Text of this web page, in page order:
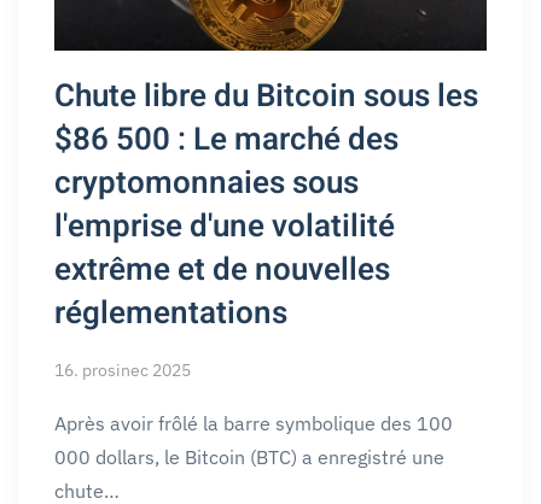
Chute libre du Bitcoin sous les
$86 500 : Le marché des
cryptomonnaies sous
l'emprise d'une volatilité
extrême et de nouvelles
réglementations
16. prosinec 2025
Après avoir frôlé la barre symbolique des 100
000 dollars, le Bitcoin (BTC) a enregistré une
chute…